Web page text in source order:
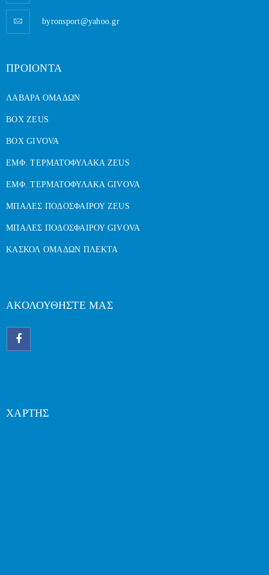
byronsport@yahoo.gr
ΠΡΟΙΟΝΤΑ
ΛΑΒΑΡΑ ΟΜΑΔΩΝ
BOX ZEUS
BOX GIVOVA
ΕΜΦ. ΤΕΡΜΑΤΟΦΥΛΑΚΑ ZEUS
ΕΜΦ. ΤΕΡΜΑΤΟΦΥΛΑΚΑ GIVOVA
ΜΠΑΛΕΣ ΠΟΔΟΣΦΑΙΡΟΥ ZEUS
ΜΠΑΛΕΣ ΠΟΔΟΣΦΑΙΡΟΥ GIVOVA
ΚΑΣΚΟΛ ΟΜΑΔΩΝ ΠΛΕΚΤΑ
ΑΚΟΛΟΥΘΗΣΤΕ ΜΑΣ
ΧΑΡΤΗΣ